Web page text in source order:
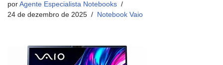
por Agente Especialista Notebooks
24 de dezembro de 2025
Notebook Vaio